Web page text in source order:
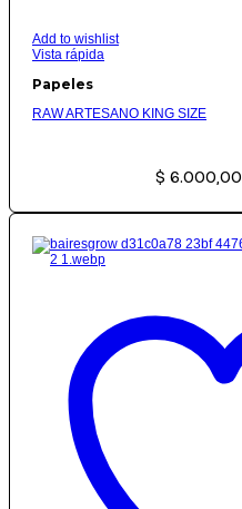
Add to wishlist
Vista rápida
Papeles
RAW ARTESANO KING SIZE
$ 6.000,00